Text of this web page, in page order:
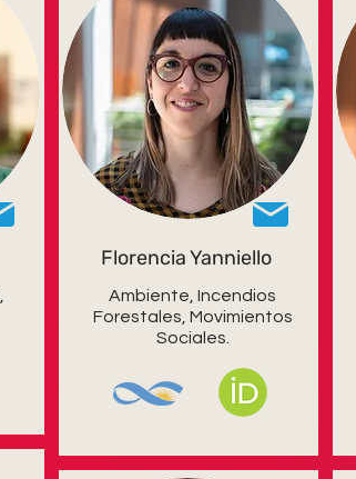
Florencia Yanniello
Ambiente, Incendios
Forestales, Movimientos
Sociales.